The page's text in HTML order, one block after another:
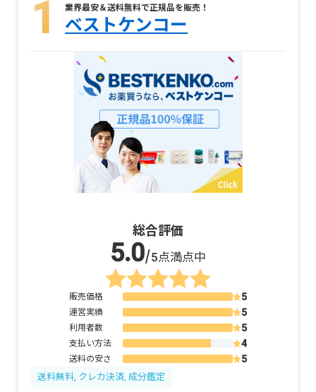
業界最安＆送料無料で正規品を販売！
ベストケンコー
総合評価
/5点満点中
販売価格
運営実績
利用者数
支払い方法
送料の安さ
送料無料, クレカ決済, 成分鑑定